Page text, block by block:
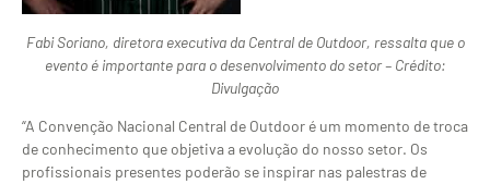
Fabi Soriano, diretora executiva da Central de Outdoor, ressalta que o
evento é importante para o desenvolvimento do setor – Crédito:
Divulgação
“A Convenção Nacional Central de Outdoor é um momento de troca
de conhecimento que objetiva a evolução do nosso setor. Os
profissionais presentes poderão se inspirar nas palestras de